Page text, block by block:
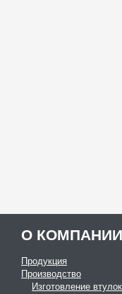
О КОМПАНИИ
Продукция
Производство
Изготовление